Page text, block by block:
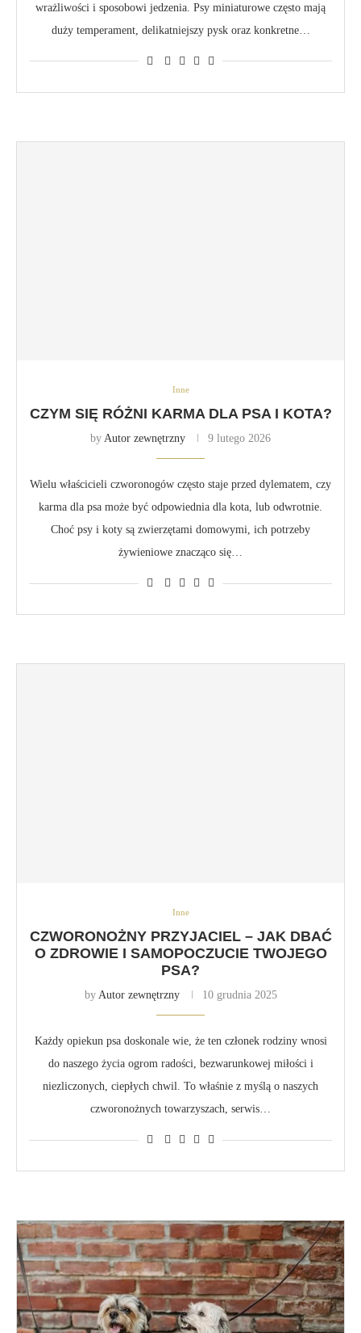
wrażliwości i sposobowi jedzenia. Psy miniaturowe często mają
duży temperament, delikatniejszy pysk oraz konkretne…
Inne
CZYM SIĘ RÓŻNI KARMA DLA PSA I KOTA?
by Autor zewnętrzny 9 lutego 2026
Wielu właścicieli czworonogów często staje przed dylematem, czy
karma dla psa może być odpowiednia dla kota, lub odwrotnie.
Choć psy i koty są zwierzętami domowymi, ich potrzeby
żywieniowe znacząco się…
Inne
CZWORONOŻNY PRZYJACIEL – JAK DBAĆ
O ZDROWIE I SAMOPOCZUCIE TWOJEGO
PSA?
by Autor zewnętrzny 10 grudnia 2025
Każdy opiekun psa doskonale wie, że ten członek rodziny wnosi
do naszego życia ogrom radości, bezwarunkowej miłości i
niezliczonych, ciepłych chwil. To właśnie z myślą o naszych
czworonożnych towarzyszach, serwis…